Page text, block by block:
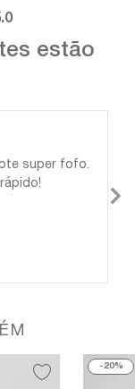
estão
super fofo.
20%